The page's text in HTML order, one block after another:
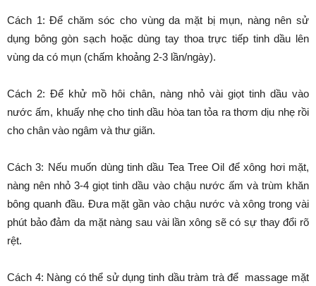
Cách 1: Để chăm sóc cho vùng da mặt bị mụn, nàng nên sử
dụng bông gòn sạch hoặc dùng tay thoa trực tiếp tinh dầu lên
vùng da có mụn (chấm khoảng 2-3 lần/ngày).
Cách 2: Để khử mồ hôi chân, nàng nhỏ vài giọt tinh dầu vào
nước ấm, khuấy nhẹ cho tinh dầu hòa tan tỏa ra thơm dịu nhẹ rồi
cho chân vào ngâm và thư giãn.
Cách 3: Nếu muốn dùng tinh dầu Tea Tree Oil để xông hơi mặt,
nàng nên nhỏ 3-4 giọt tinh dầu vào chậu nước ấm và trùm khăn
bông quanh đầu. Đưa mặt gần vào chậu nước và xông trong vài
phút bảo đảm da mặt nàng sau vài lần xông sẽ có sự thay đổi rõ
rệt.
Cách 4: Nàng có thể sử dụng tinh dầu tràm trà để massage mặt